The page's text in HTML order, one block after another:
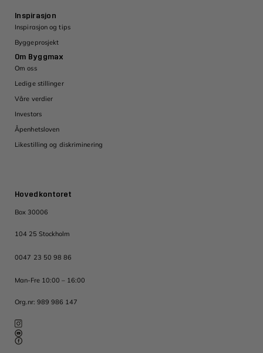
Hovedkontoret
Box 30006
104 25 Stockholm
0047 23 50 98 86
Man-Fre 10:00 – 16:00
Org.nr: 989 986 147
Inspirasjon
Inspirasjon og tips
Byggeprosjekt
Om Byggmax
Om oss
Ledige stillinger
Våre verdier
Investors
Åpenhetsloven
Likestilling og diskriminering